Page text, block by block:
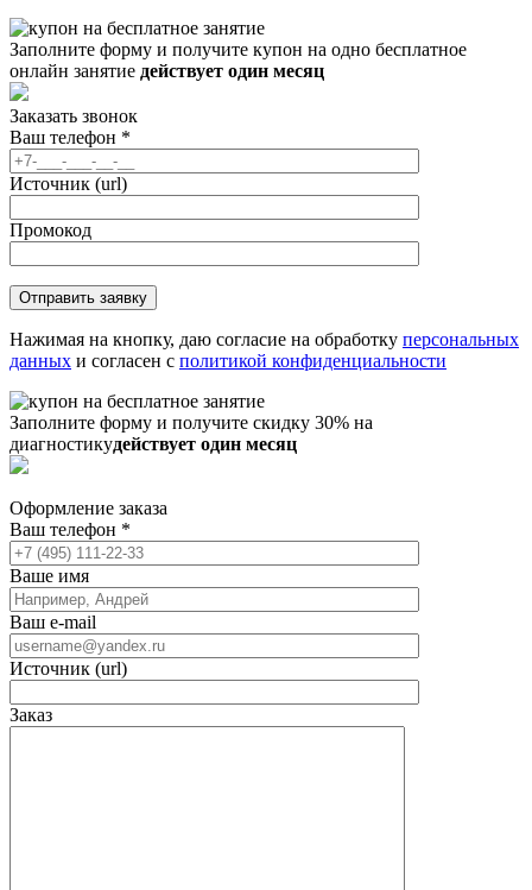
Заполните форму и получите купон на одно бесплатное
онлайн занятие действует один месяц
Заказать звонок
Ваш телефон *
Источник (url)
Промокод
Нажимая на кнопку, даю согласие на обработку персональных
данных и согласен с политикой конфиденциальности
Заполните форму и получите скидку 30% на
диагностикудействует один месяц
Оформление заказа
Ваш телефон *
Ваше имя
Ваш e-mail
Источник (url)
Заказ